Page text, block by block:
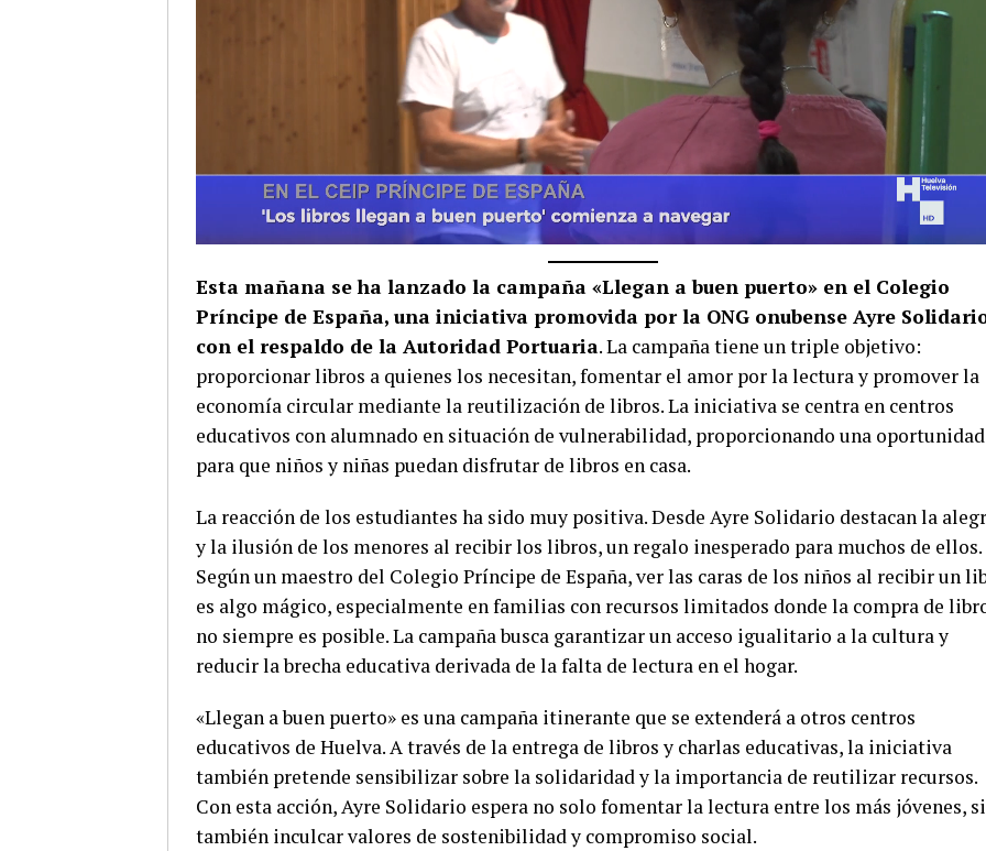
Esta mañana se ha lanzado la campaña «Llegan a buen puerto» en el Colegio
Príncipe de España, una iniciativa promovida por la ONG onubense Ayre
con el respaldo de la Autoridad Portuaria. La campaña tiene un triple objetivo:
proporcionar libros a quienes los necesitan, fomentar el amor por la lectura y promover la
economía circular mediante la reutilización de libros. La iniciativa se centra en centros
educativos con alumnado en situación de vulnerabilidad, proporcionando una oportunidad
para que niños y niñas puedan disfrutar de libros en casa.
La reacción de los estudiantes ha sido muy positiva. Desde Ayre Solidario destacan la
y la ilusión de los menores al recibir los libros, un regalo inesperado para muchos de ellos.
Según un maestro del Colegio Príncipe de España, ver las caras de los niños al recibir un
es algo mágico, especialmente en familias con recursos limitados donde la compra de
no siempre es posible. La campaña busca garantizar un acceso igualitario a la cultura y
reducir la brecha educativa derivada de la falta de lectura en el hogar.
«Llegan a buen puerto» es una campaña itinerante que se extenderá a otros centros
educativos de Huelva. A través de la entrega de libros y charlas educativas, la iniciativa
también pretende sensibilizar sobre la solidaridad y la importancia de reutilizar recursos.
Con esta acción, Ayre Solidario espera no solo fomentar la lectura entre los más jóvenes,
también inculcar valores de sostenibilidad y compromiso social.